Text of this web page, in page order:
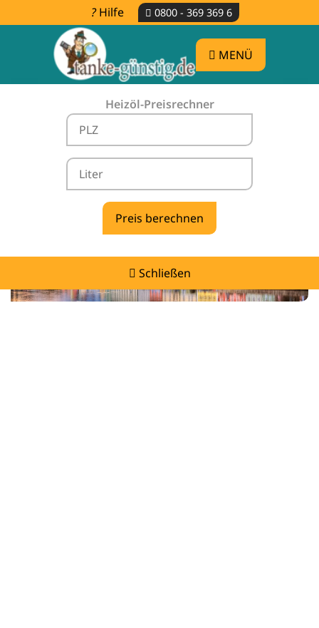
Hilfe 0800 - 369 369 6
MENÜ
Heizöl-Preisrechner
Schließen
Heizölpreise Burgkirchen an der Alz -
vergleichen & günstig tanken